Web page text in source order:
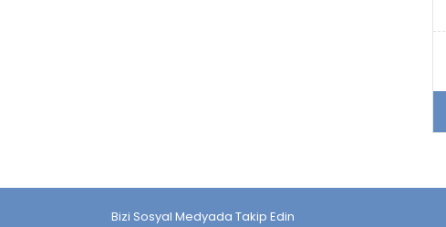
Bizi Sosyal Medyada Takip Edin